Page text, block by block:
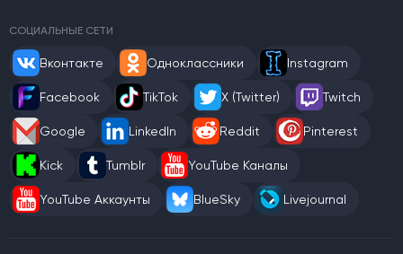
СОЦИАЛЬНЫЕ СЕТИ
Вконтакте Одноклассники Instagram
Facebook TikTok X (Twitter) Twitch
Google LinkedIn Reddit Pinterest
Kick Tumblr YouTube Каналы
YouTube Аккаунты BlueSky Livejournal